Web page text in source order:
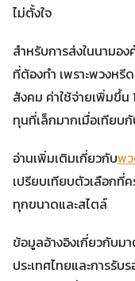
ไม่ตั้งใจ
สำหรับการส่งในนามอ
ที่ต้องทำ เพราะพวงห
สังคม ค่าใช้จ่ายเพิ่มขึ้
ทุนที่เล็กมากเมื่อเทีย
อ่านเพิ่มเติมเกี่ยวกับพว
เปรียบเทียบตัวเลือกที่
ทุกขนาดและสไตล์
ข้อมูลอ้างอิงเกี่ยวกับม
ประเทศไทยและการรั